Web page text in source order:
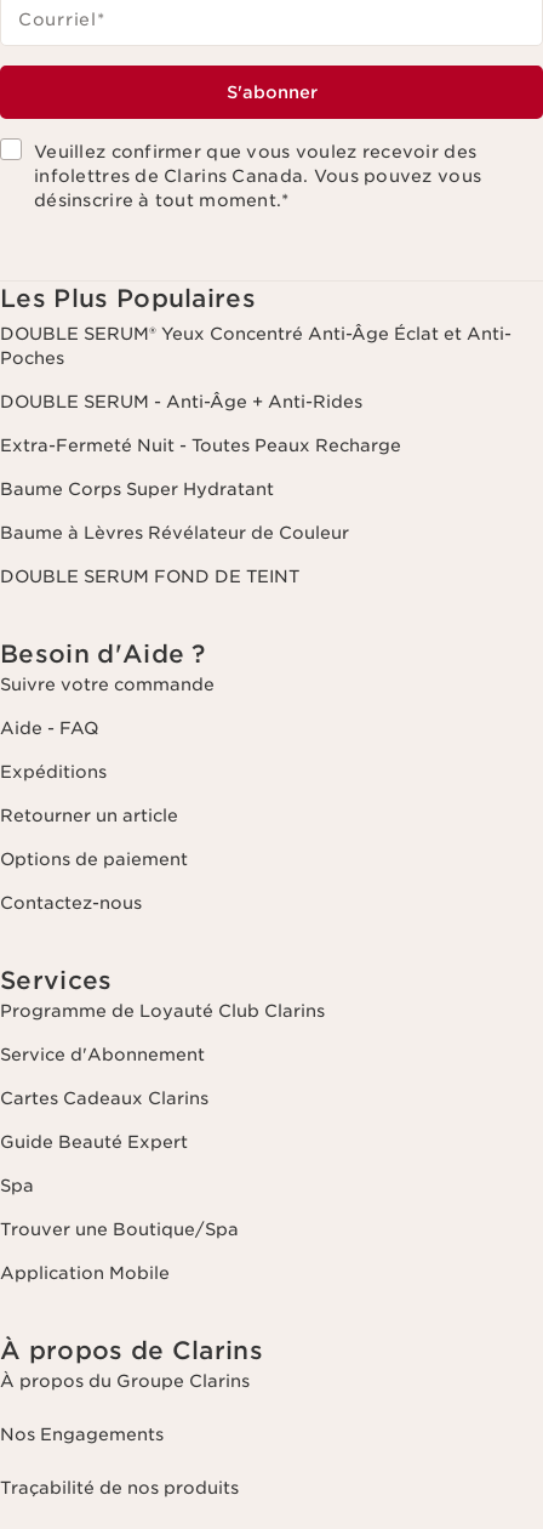
Courriel*
S'abonner
Veuillez confirmer que vous voulez recevoir des
infolettres de Clarins Canada. Vous pouvez vous
désinscrire à tout moment.*
Les Plus Populaires
DOUBLE SERUM® Yeux Concentré Anti-Âge Éclat et Anti-
Poches
DOUBLE SERUM - Anti-Âge + Anti-Rides
Extra-Fermeté Nuit - Toutes Peaux Recharge
Baume Corps Super Hydratant
Baume à Lèvres Révélateur de Couleur
DOUBLE SERUM FOND DE TEINT
Besoin d'Aide ?
Suivre votre commande
Aide - FAQ
Expéditions
Retourner un article
Options de paiement
Contactez-nous
Services
Programme de Loyauté Club Clarins
Service d'Abonnement
Cartes Cadeaux Clarins
Guide Beauté Expert
Spa
Trouver une Boutique/Spa
Application Mobile
À propos de Clarins
À propos du Groupe Clarins
Nos Engagements
Traçabilité de nos produits